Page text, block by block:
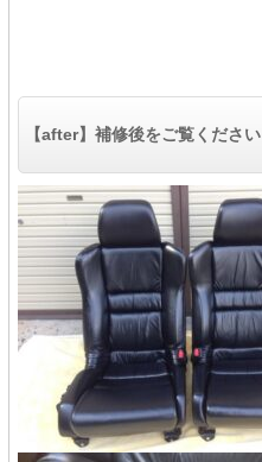
【after】補修後をご覧ください